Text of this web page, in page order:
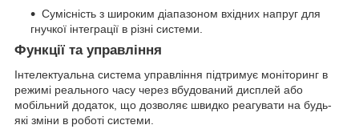
Сумісність з широким діапазоном вхідних напруг для
гнучкої інтеграції в різні системи.
Функції та управління
Інтелектуальна система управління підтримує моніторинг в
режимі реального часу через вбудований дисплей або
мобільний додаток, що дозволяє швидко реагувати на будь-
які зміни в роботі системи.